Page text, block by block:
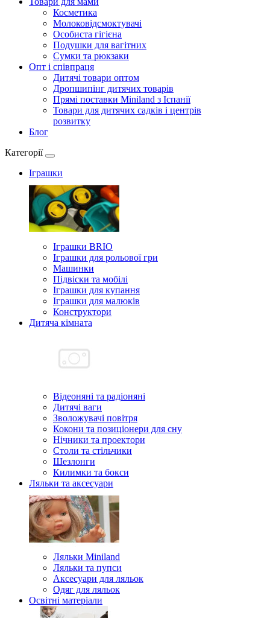
Косметика
Молоковідсмоктувачі
Особиста гігієна
Подушки для вагітних
Сумки та рюкзаки
Опт і співпраця
Дитячі товари оптом
Дропшипінг дитячих товарів
Прямі поставки Miniland з Іспанії
Товари для дитячих садків і центрів
розвитку
Блог
Категорії
Іграшки
Іграшки BRIO
Іграшки для рольової гри
Машинки
Підвіски та мобілі
Іграшки для купання
Іграшки для малюків
Конструктори
Дитяча кімната
Відеоняні та радіоняні
Дитячі ваги
Зволожувачі повітря
Кокони та позиціонери для сну
Нічники та проектори
Столи та стільчики
Шезлонги
Килимки та бокси
Ляльки та аксесуари
Ляльки Miniland
Ляльки та пупси
Аксесуари для ляльок
Одяг для ляльок
Освітні матеріали